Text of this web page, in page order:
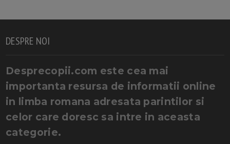
DESPRE NOI
Desprecopii.com este cea mai
importanta resursa de informatii online
in limba romana adresata parintilor si
celor care doresc sa intre in aceasta
categorie.